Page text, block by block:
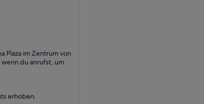
Plaza im Zentrum von
du anrufst, um
erhoben.